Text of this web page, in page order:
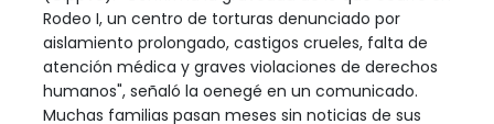
Rodeo I, un centro de torturas denunciado por
aislamiento prolongado, castigos crueles, falta de
atención médica y graves violaciones de derechos
humanos", señaló la oenegé en un comunicado.
Muchas familias pasan meses sin noticias de sus